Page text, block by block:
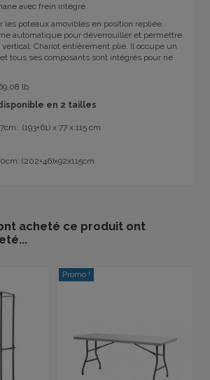
avec frein intégré.
les poteaux amovibles en position repliée.
automatique pour déverrouiller et permettre
Chariot entièrement plié. Il occupe un
tous ses composants sont intégrés pour ne
lb
en 2 tailles
(193+61) x 77 x 115 cm
(202+46)x92x115cm
acheté ce produit ont
Promo !